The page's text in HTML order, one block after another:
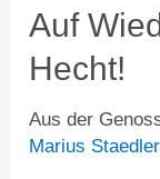
Auf
Hecht!
Aus der
Marius Staedler
Thomas
Hecht!